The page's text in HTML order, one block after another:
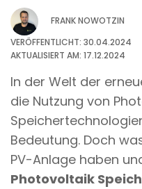
FRANK NOWOTZIN
VERÖFFENTLICHT: 30.04.2024
AKTUALISIERT AM: 17.12.2024
In der Welt der
die Nutzung von
Bedeutung. Doch
PV-Anlage haben
Photovoltaik